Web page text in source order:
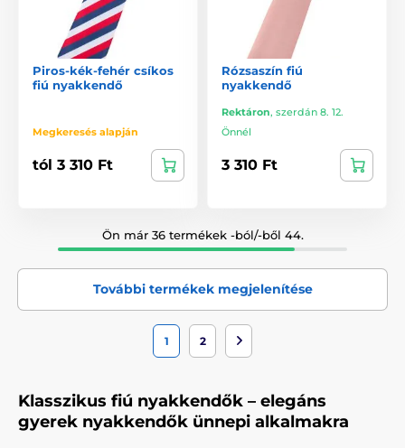
Piros-kék-fehér csíkos
fiú nyakkendő
Megkeresés alapján
tól 3 310 Ft
Rózsaszín fiú
nyakkendő
Rektáron, szerdán 8. 12.
Önnél
3 310 Ft
Ön már 36 termékek -ból/-ből 44.
További termékek megjelenítése
1 2
Klasszikus fiú nyakkendők – elegáns
gyerek nyakkendők ünnepi alkalmakra